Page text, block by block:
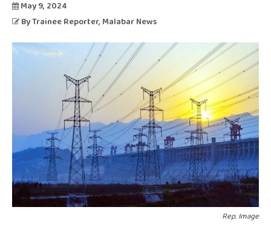
May 9, 2024
ByTrainee Reporter, Malabar News
Rep. Image